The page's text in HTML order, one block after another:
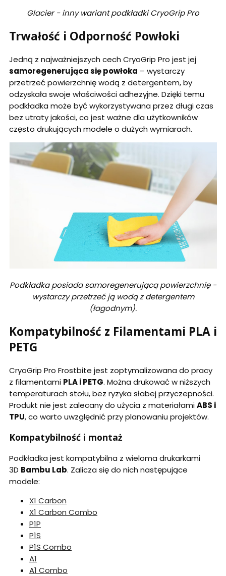
Glacier - inny wariant podkładki CryoGrip Pro
Trwałość i Odporność Powłoki
Jedną z najważniejszych cech CryoGrip Pro jest jej
samoregenerująca się powłoka – wystarczy
przetrzeć powierzchnię wodą z detergentem, by
odzyskała swoje właściwości adhezyjne. Dzięki temu
podkładka może być wykorzystywana przez długi czas
bez utraty jakości, co jest ważne dla użytkowników
często drukujących modele o dużych wymiarach.
Podkładka posiada samoregenerującą powierzchnię -
wystarczy przetrzeć ją wodą z detergentem
(łagodnym).
Kompatybilność z Filamentami PLA i
PETG
CryoGrip Pro Frostbite jest zoptymalizowana do pracy
z filamentami PLA i PETG. Można drukować w niższych
temperaturach stołu, bez ryzyka słabej przyczepności.
Produkt nie jest zalecany do użycia z materiałamiABS i
TPU, co warto uwzględnić przy planowaniu projektów.
Kompatybilność i montaż
Podkładka jest kompatybilna z wieloma drukarkami
3D Bambu Lab. Zalicza się do nich następujące
modele:
X1 Carbon
X1 Carbon Combo
P1P
P1S
P1S Combo
A1
A1 Combo